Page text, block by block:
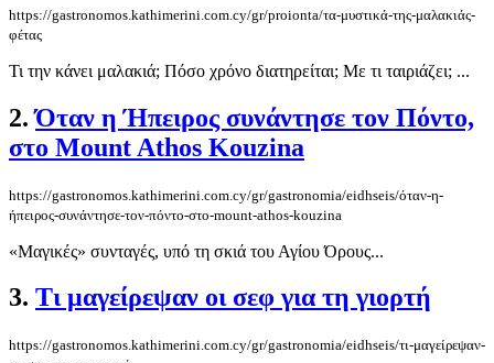
https://gastronomos.kathimerini.com.cy/gr/proionta/τα-μυστικά-της-μαλακιάς-
φέτας
Τι την κάνει μαλακιά; Πόσο χρόνο διατηρείται; Με τι ταιριάζει; ...
2.Όταν η Ήπειρος συνάντησε τον Πόντο,
στο Mount Athos Kouzina
https://gastronomos.kathimerini.com.cy/gr/gastronomia/eidhseis/όταν-η-
ήπειρος-συνάντησε-τον-πόντο-στο-mount-athos-kouzina
«Μαγικές» συνταγές, υπό τη σκιά του Αγίου Όρους...
3. Τι μαγείρεψαν οι σεφ για τη γιορτή
https://gastronomos.kathimerini.com.cy/gr/gastronomia/eidhseis/τι-μαγείρεψαν-